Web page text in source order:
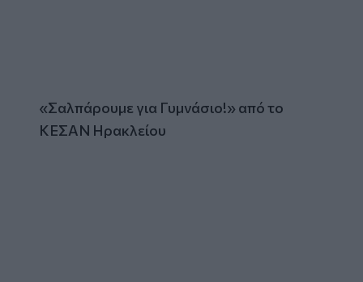
«Σαλπάρουμε για Γυμνάσιο!» από το
ΚΕΣΑΝ Ηρακλείου